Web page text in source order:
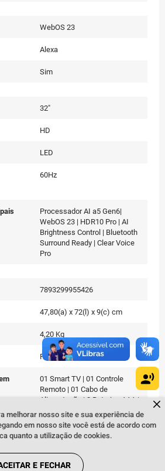
WebOS 23
Alexa
Sim
32"
HD
LED
60Hz
Processador AI a5 Gen6|
WebOS 23 | HDR10 Pro | AI
Brightness Control | Bluetooth
Surround Ready | Clear Voice
Pro
7893299955426
47,80(a) x 72(l) x 9(c) cm
4,20 Kg
Preto
01 Smart TV | 01 Controle
Remoto | 01 Cabo de
Alimentação | 2 Baterias AAA |
Parafusos | 01 Manual de
Instruções
melhorar nosso site e sua experiência de
em nosso site você está de acordo com
quanto a utilização de cookies.
E FECHAR